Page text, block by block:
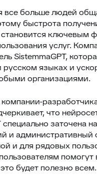
все больше людей
быстрота
ключевым
услуг.
SistemmaGPT,
русском языках и
организациями.
компании-
что
специально заточена на
и административный
и для рядовых
помогут
будет полезно всем.